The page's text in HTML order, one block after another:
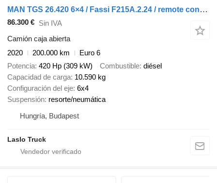
MAN TGS 26.420 6×4 / Fassi F215A.2.24 / remote control / Rotator / p
86.300 € Sin IVA
Camión caja abierta
2020
200.000 km
Euro 6
Potencia 420 Hp (309 kW) Combustible diésel
Capacidad de carga 10.590 kg
Configuración del eje 6x4
Suspensión resorte/neumática
Hungría, Budapest
Laslo Truck